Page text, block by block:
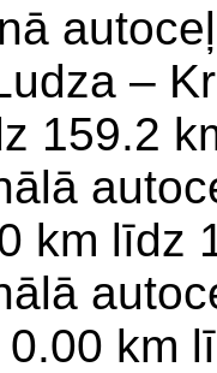
–
159.2
km līdz
km